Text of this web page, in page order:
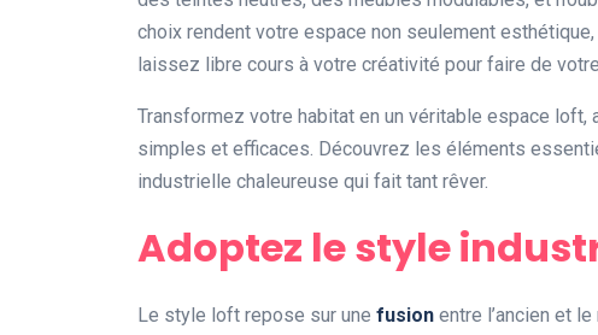
choix rendent votre espace non seulement
laissez libre cours à votre créativité pour faire de
Transformez votre habitat en un véritable espace
simples et efficaces. Découvrez les éléments
industrielle chaleureuse qui fait tant rêver.
Adoptez le style
Le style loft repose sur une fusion entre l’ancien et